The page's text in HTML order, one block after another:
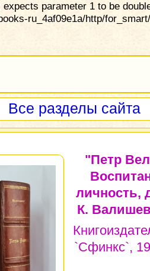
parameter 1 to be
ru_4af09e1a/http/
Все разделы сайта
"Петр
личность,
К.
`Сфинкс`,